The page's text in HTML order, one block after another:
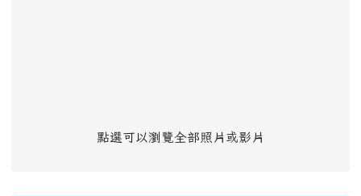
點選可以瀏覽全部照片或影片